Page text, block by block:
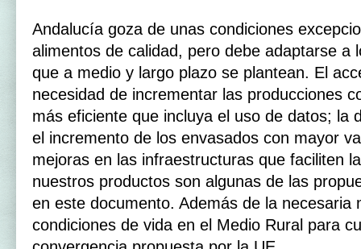
Andalucía goza de unas condiciones
alimentos de calidad, pero debe adaptarse a
que a medio y largo plazo se plantean. El
necesidad de incrementar las producciones
más eficiente que incluya el uso de datos; la
el incremento de los envasados con mayor
mejoras en las infraestructuras que faciliten
nuestros productos son algunas de las
en este documento. Además de la necesaria
condiciones de vida en el Medio Rural para